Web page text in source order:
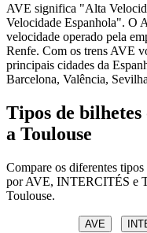
AVE significa "Alta
Velocidade Espanhola". O
velocidade operado pela
Renfe. Com os trens AVE
principais cidades da
Barcelona, Valência,
Tipos de
a Toulouse
Compare os diferentes
por AVE, INTERCITÉS e
Toulouse.
AVE